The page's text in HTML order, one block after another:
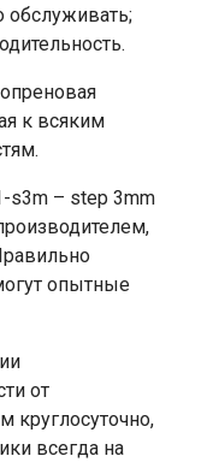
обслуживать;
к всяким
s3m – step 3mm
опытные
от
круглосуточно,
всегда на